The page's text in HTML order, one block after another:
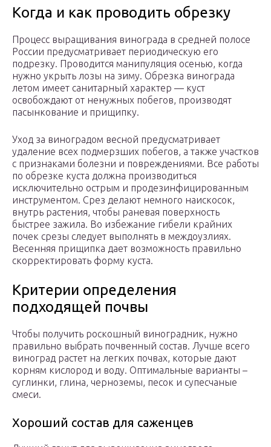
Когда и как проводить обрезку
Процесс выращивания винограда в средней полосе
России предусматривает периодическую его
подрезку. Проводится манипуляция осенью, когда
нужно укрыть лозы на зиму. Обрезка винограда
летом имеет санитарный характер — куст
освобождают от ненужных побегов, производят
пасынкование и прищипку.
Уход за виноградом весной предусматривает
удаление всех подмерзших побегов, а также участков
с признаками болезни и повреждениями. Все работы
по обрезке куста должна производиться
исключительно острым и продезинфицированным
инструментом. Срез делают немного наискосок,
внутрь растения, чтобы раневая поверхность
быстрее зажила. Во избежание гибели крайних
почек срезы следует выполнять в междоузлиях.
Весенняя прищипка дает возможность правильно
скорректировать форму куста.
Критерии определения
подходящей почвы
Чтобы получить роскошный виноградник, нужно
правильно выбрать почвенный состав. Лучше всего
виноград растет на легких почвах, которые дают
корням кислород и воду. Оптимальные варианты –
суглинки, глина, черноземы, песок и супесчаные
смеси.
Хороший состав для саженцев